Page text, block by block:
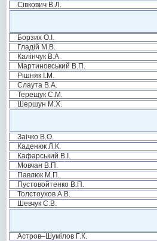
Сівкович В.Л.
Борзих О.І.
Гладій М.В.
Калінчук В.А.
Мартиновський В.П.
Рішняк І.М.
Слаута В.А.
Терещук С.М.
Шершун М.Х.
Заічко В.О.
Каденюк Л.К.
Кафарський В.І.
Мовчан В.П.
Павлюк М.П.
Пустовойтенко В.П.
Толстоухов А.В.
Шевчук С.В.
Астров–Шумілов Г.К.